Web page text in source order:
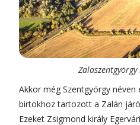
Akkor még Szentgyörgy néven
birtokhoz tartozott a Zalán
Ezeket Zsigmond király